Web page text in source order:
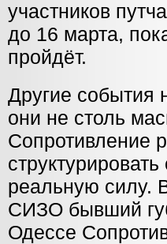
участников
до 16 марта,
пройдёт.
Другие события
они не столь
Сопротивление
реальную силу.
СИЗО бывший
Одессе